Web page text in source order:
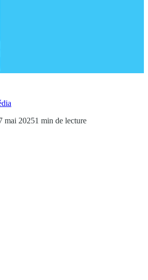
mai 20251 min de lecture